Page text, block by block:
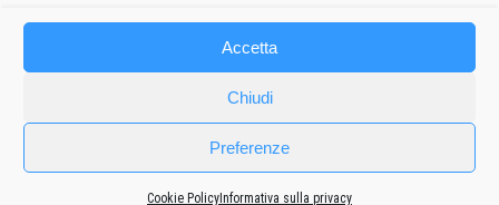
Accetta
Chiudi
Preferenze
Cookie Policy Informativa sulla privacy
Frecce